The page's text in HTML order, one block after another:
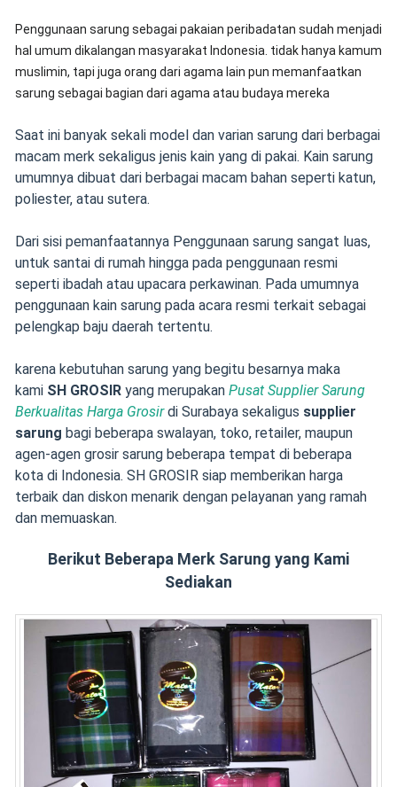
Penggunaan sarung sebagai pakaian peribadatan sudah menjadi
hal umum dikalangan masyarakat Indonesia. tidak hanya kamum
muslimin, tapi juga orang dari agama lain pun memanfaatkan
sarung sebagai bagian dari agama atau budaya mereka
Saat ini banyak sekali model dan varian sarung dari berbagai
macam merk sekaligus jenis kain yang di pakai. Kain sarung
umumnya dibuat dari berbagai macam bahan seperti katun,
poliester, atau sutera.
Dari sisi pemanfaatannya Penggunaan sarung sangat luas,
untuk santai di rumah hingga pada penggunaan resmi
seperti ibadah atau upacara perkawinan. Pada umumnya
penggunaan kain sarung pada acara resmi terkait sebagai
pelengkap baju daerah tertentu.
karena kebutuhan sarung yang begitu besarnya maka
kami SH GROSIRyang merupakan Pusat Supplier Sarung
Berkualitas Harga Grosirdi Surabaya sekaligus supplier
sarung bagi beberapa swalayan, toko, retailer, maupun
agen-agen grosir sarung beberapa tempat di beberapa
kota di Indonesia. SH GROSIR siap memberikan harga
terbaik dan diskon menarik dengan pelayanan yang ramah
dan memuaskan.
Berikut Beberapa Merk Sarung yang Kami
Sediakan